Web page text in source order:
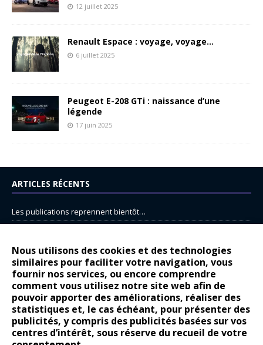
Nous utilisons des cookies et des technologies
similaires pour faciliter votre navigation, vous
fournir nos services, ou encore comprendre
comment vous utilisez notre site web afin de
pouvoir apporter des améliorations, réaliser des
statistiques et, le cas échéant, pour présenter des
publicités, y compris des publicités basées sur vos
centres d’intérêt, sous réserve du recueil de votre
12 juillet 2025
Renault Espace : voyage, voyage…
6 juillet 2025
Peugeot E-208 GTi : naissance d’une
légende
17 juin 2025
ARTICLES RÉCENTS
Les publications reprennent bientôt…
14 juillet : nouveau film de marque pour Citroën
Renault Espace : voyage, voyage…
Peugeot E-208 GTi : naissance d’une légende
COMMENTAIRES RÉCENTS
Bernard DardartdansDacia Sandero : pour les gens vrais